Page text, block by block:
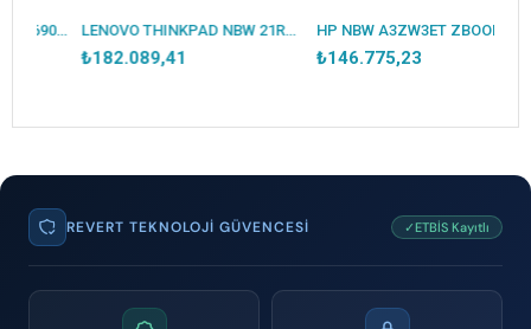
DELL NBW M5690 XCTOP5690EMEA_VP-2 U7-155H 16GB 512SSD 6GB RTX1000 OLED TOUCH W11PRO 3 YIL YERİNDE GARANTİ LENOVO THINKPAD NBW 21RS0006TX P16V ULTRA 7 255H 2X16GB 1X1TB SSD NVIDIA RTXPRO1000 B.WELL 8GB W11P 3 YIL GARANTİ
₺182.089,41 ₺146.775,23
REVERT TEKNOLOJI GÜVENCESI ✓ETBİS Kayıtlı